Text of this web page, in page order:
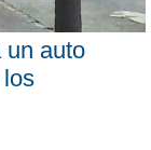
un auto